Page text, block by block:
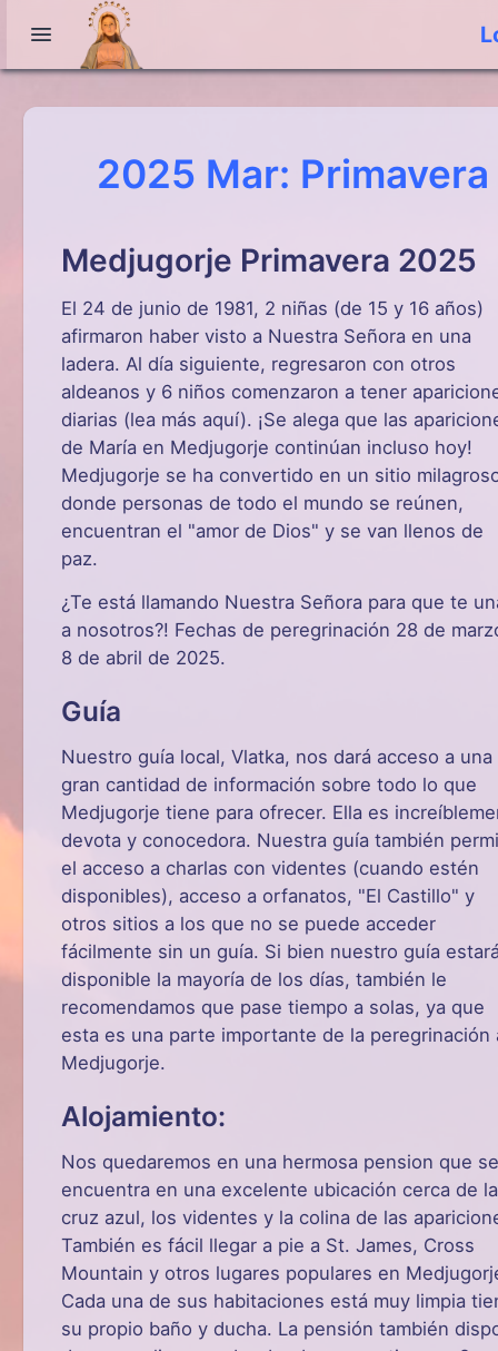
2025 Mar: Primavera
Medjugorje Primavera 2025
El 24 de junio de 1981, 2 niñas (de 15 y 16 años)
afirmaron haber visto a Nuestra Señora en una
ladera. Al día siguiente, regresaron con otros
aldeanos y 6 niños comenzaron a tener
diarias (lea más aquí). ¡Se alega que las
de María en Medjugorje continúan incluso hoy!
Medjugorje se ha convertido en un sitio
donde personas de todo el mundo se reúnen,
encuentran el "amor de Dios" y se van llenos de
paz.
¿Te está llamando Nuestra Señora para que te
a nosotros?! Fechas de peregrinación 28 de
8 de abril de 2025.
Guía
Nuestro guía local, Vlatka, nos dará acceso a una
gran cantidad de información sobre todo lo que
Medjugorje tiene para ofrecer. Ella es
devota y conocedora. Nuestra guía también
el acceso a charlas con videntes (cuando estén
disponibles), acceso a orfanatos, "El Castillo" y
otros sitios a los que no se puede acceder
fácilmente sin un guía. Si bien nuestro guía
disponible la mayoría de los días, también le
recomendamos que pase tiempo a solas, ya que
esta es una parte importante de la peregrinación
Medjugorje.
Alojamiento:
Nos quedaremos en una hermosa pension que se
encuentra en una excelente ubicación cerca de la
cruz azul, los videntes y la colina de las
También es fácil llegar a pie a St. James, Cross
Mountain y otros lugares populares en
Cada una de sus habitaciones está muy limpia
su propio baño y ducha. La pensión también